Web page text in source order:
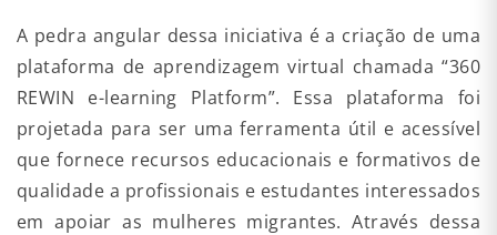
A pedra angular dessa iniciativa é a criação de uma
plataforma de aprendizagem virtual chamada “360
REWIN e-learning Platform”. Essa plataforma foi
projetada para ser uma ferramenta útil e acessível
que fornece recursos educacionais e formativos de
qualidade a profissionais e estudantes interessados
em apoiar as mulheres migrantes. Através dessa